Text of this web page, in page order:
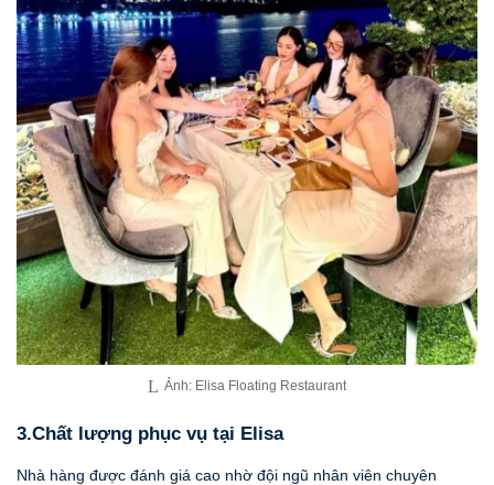
Ảnh: Elisa Floating Restaurant
3.Chất lượng phục vụ tại Elisa
Nhà hàng được đánh giá cao nhờ đội ngũ nhân viên chuyên